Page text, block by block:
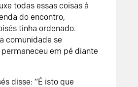
todas essas coisas à
do encontro,
tinha ordenado.
comunidade se
em pé diante
disse: “É isto que